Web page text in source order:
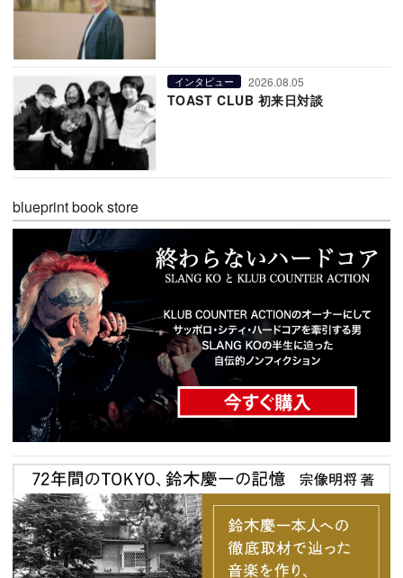
インタビュー 2026.08.05
TOAST CLUB 初来日対談
blueprint book store